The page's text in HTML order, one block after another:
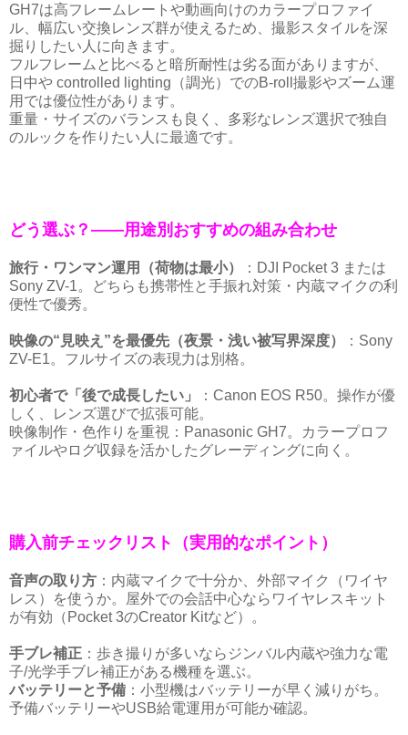
GH7は高フレームレートや動画向けのカラープロファイ
ル、幅広い交換レンズ群が使えるため、撮影スタイルを深
掘りしたい人に向きます。
フルフレームと比べると暗所耐性は劣る面がありますが、
日中や controlled lighting（調光）でのB-roll撮影やズーム運
用では優位性があります。
重量・サイズのバランスも良く、多彩なレンズ選択で独自
のルックを作りたい人に最適です。
どう選ぶ？――用途別おすすめの組み合わせ
旅行・ワンマン運用（荷物は最小）
：DJI Pocket 3 または
Sony ZV-1。どちらも携帯性と手振れ対策・内蔵マイクの利
便性で優秀。
映像の“見映え”を最優先（夜景・浅い被写界深度）
：Sony
ZV-E1。フルサイズの表現力は別格。
初心者で「後で成長したい」
：Canon EOS R50。操作が優
しく、レンズ選びで拡張可能。
映像制作・色作りを重視：Panasonic GH7。カラープロフ
ァイルやログ収録を活かしたグレーディングに向く。
購入前チェックリスト（実用的なポイント）
音声の取り方 ：内蔵マイクで十分か、外部マイク（ワイヤ
レス）を使うか。屋外での会話中心ならワイヤレスキット
が有効（Pocket 3のCreator Kitなど）。
手ブレ補正 ：歩き撮りが多いならジンバル内蔵や強力な電
子/光学手ブレ補正がある機種を選ぶ。
バッテリーと予備 ：小型機はバッテリーが早く減りがち。
予備バッテリーやUSB給電運用が可能か確認。